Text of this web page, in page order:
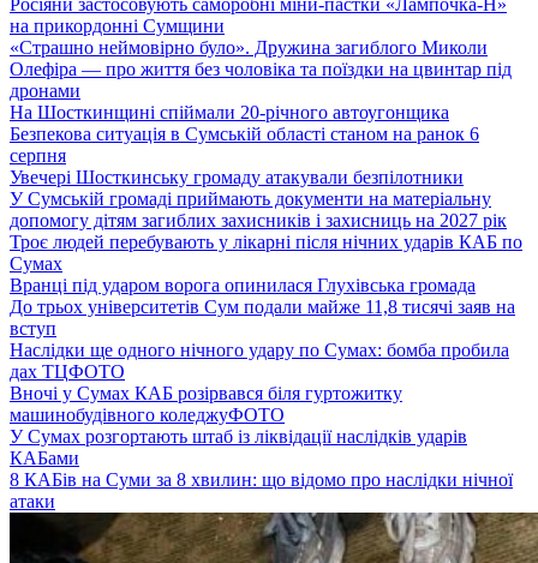
Росіяни застосовують саморобні міни-пастки «Лампочка-Н»
на прикордонні Сумщини
«Страшно неймовірно було». Дружина загиблого Миколи
Олефіра — про життя без чоловіка та поїздки на цвинтар під
дронами
На Шосткинщині спіймали 20-річного автоугонщика
Безпекова ситуація в Сумській області станом на ранок 6
серпня
Увечері Шосткинську громаду атакували безпілотники
У Сумській громаді приймають документи на матеріальну
допомогу дітям загиблих захисників і захисниць на 2027 рік
Троє людей перебувають у лікарні після нічних ударів КАБ по
Сумах
Вранці під ударом ворога опинилася Глухівська громада
До трьох університетів Сум подали майже 11,8 тисячі заяв на
вступ
Наслідки ще одного нічного удару по Сумах: бомба пробила
дах ТЦФОТО
Вночі у Сумах КАБ розірвався біля гуртожитку
машинобудівного коледжуФОТО
У Сумах розгортають штаб із ліквідації наслідків ударів
КАБами
8 КАБів на Суми за 8 хвилин: що відомо про наслідки нічної
атаки